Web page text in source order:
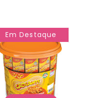
Em Destaque